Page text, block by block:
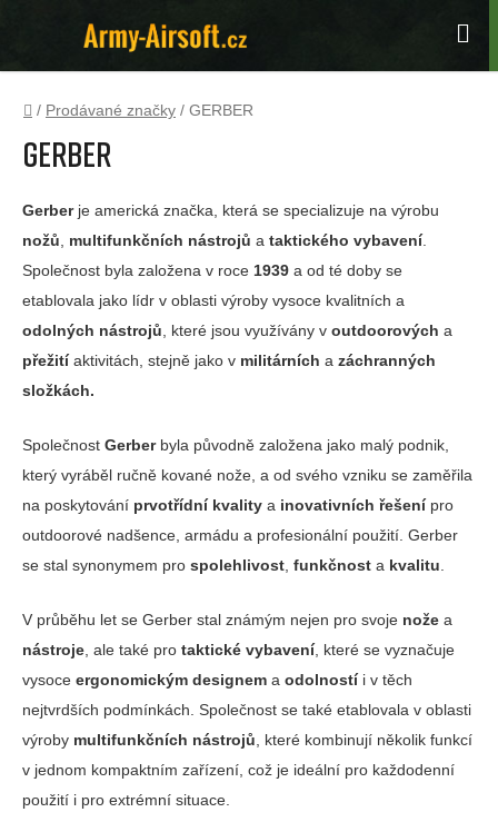
Domů
/ Prodávané značky / GERBER
GERBER
Gerberje americká značka, která se specializuje na výrobu
nožů, multifunkčních nástrojů a taktického vybavení.
Společnost byla založena v roce 1939 a od té doby se
etablovala jako lídr v oblasti výroby vysoce kvalitních a
odolných nástrojů, které jsou využívány v outdoorových a
přežitíaktivitách, stejně jako v militárních a záchranných
složkách.
Společnost Gerberbyla původně založena jako malý podnik,
který vyráběl ručně kované nože, a od svého vzniku se zaměřila
na poskytování prvotřídní kvality a inovativních řešenípro
outdoorové nadšence, armádu a profesionální použití. Gerber
se stal synonymem pro spolehlivost, funkčnost a kvalitu.
V průběhu let se Gerber stal známým nejen pro svoje nože a
nástroje, ale také pro taktické vybavení, které se vyznačuje
vysoce ergonomickým designem a odolnostíi v těch
nejtvrdších podmínkách. Společnost se také etablovala v oblasti
výroby multifunkčních nástrojů, které kombinují několik funkcí
v jednom kompaktním zařízení, což je ideální pro každodenní
použití i pro extrémní situace.